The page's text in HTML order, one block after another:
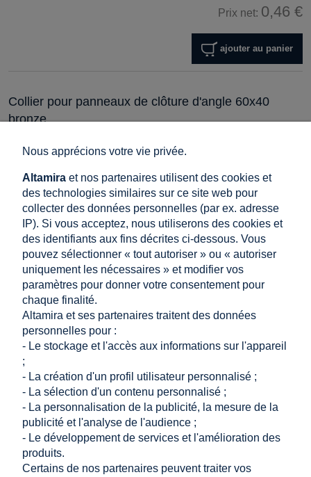
Prix net: 0,46 €
ajouter au panier
Collier pour panneaux de clôture d'angle 60x40
bronze
quantité)
Livraison sous:
ouvrables
0,55 €
TTC 20%, hors frais de port
Prix net:0,46 €
ajouter au panier
« 1 2 3 4 5
Achats
Aider
Nous apprécions votre vie privée.
Altamira et nos partenaires utilisent des cookies et
des technologies similaires sur ce site web pour
collecter des données personnelles (par ex. adresse
IP). Si vous acceptez, nous utiliserons des cookies et
des identifiants aux fins décrites ci-dessous. Vous
pouvez sélectionner « tout autoriser » ou « autoriser
uniquement les nécessaires » et modifier vos
paramètres pour donner votre consentement pour
chaque finalité.
Altamira et ses partenaires traitent des données
personnelles pour :
- Le stockage et l'accès aux informations sur l'appareil
;
- La création d'un profil utilisateur personnalisé ;
- La sélection d'un contenu personnalisé ;
- La personnalisation de la publicité, la mesure de la
publicité et l'analyse de l'audience ;
- Le développement de services et l'amélioration des
produits.
Certains de nos partenaires peuvent traiter vos